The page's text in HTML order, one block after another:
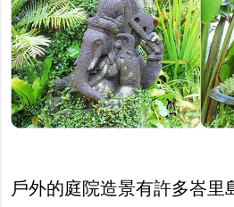
戶外的庭院造景有許多峇里